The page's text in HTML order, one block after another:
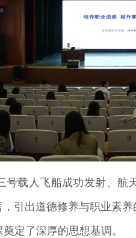
号载人飞船成功发射、
引出道德修养与职业素
定了深厚的思想基调。